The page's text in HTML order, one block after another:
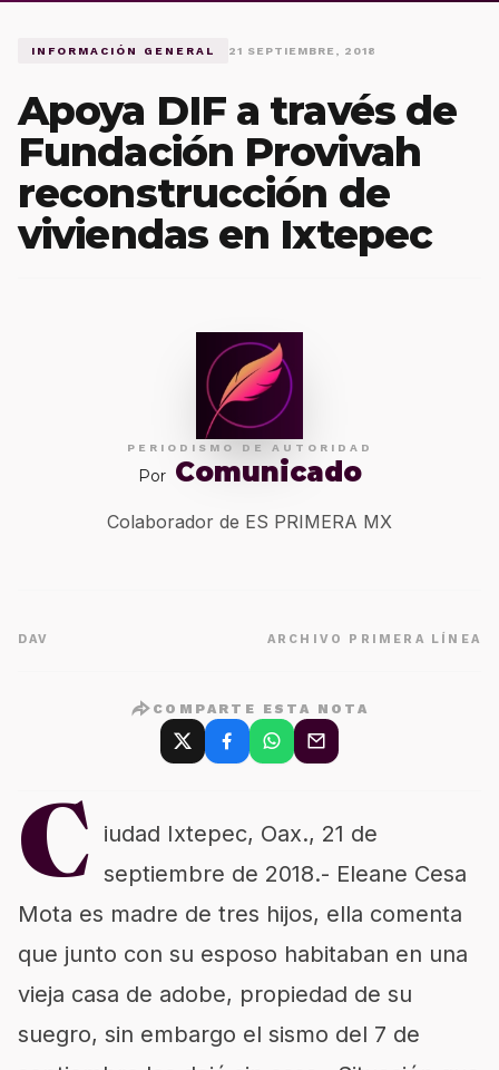
INFORMACIÓN GENERAL 21 SEPTIEMBRE, 2018
Apoya DIF a través de
Fundación Provivah
reconstrucción de
viviendas en Ixtepec
PERIODISMO DE AUTORIDAD
Por Comunicado
Colaborador de ES PRIMERA MX
DAV ARCHIVO PRIMERA LÍNEA
COMPARTE ESTA NOTA
C iudad Ixtepec, Oax., 21 de
septiembre de 2018.- Eleane Cesa
Mota es madre de tres hijos, ella comenta
que junto con su esposo habitaban en una
vieja casa de adobe, propiedad de su
suegro, sin embargo el sismo del 7 de